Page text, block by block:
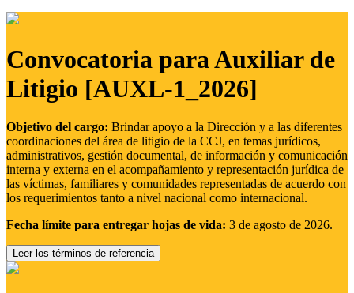
Convocatoria para Auxiliar de
Litigio [AUXL-1_2026]
Objetivo del cargo: Brindar apoyo a la Dirección y a las diferentes
coordinaciones del área de litigio de la CCJ, en temas jurídicos,
administrativos, gestión documental, de información y comunicación
interna y externa en el acompañamiento y representación jurídica de
las víctimas, familiares y comunidades representadas de acuerdo con
los requerimientos tanto a nivel nacional como internacional.
Fecha límite para entregar hojas de vida: 3 de agosto de 2026.
Leer los términos de referencia